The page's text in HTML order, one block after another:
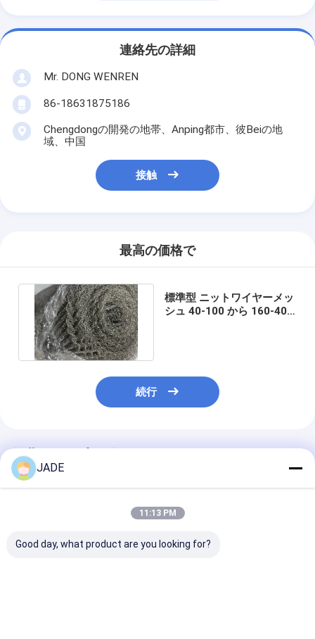
連絡先の詳細
Mr. DONG WENREN
86-18631875186
Chengdongの開発の地帯、Anping都市、彼Beiの地
域、中国
接触
最高の価格で
標準型 ニットワイヤーメッ
シュ 40-100 から 160-400
続行
推薦されたプロダクト
JADE
11:13 PM
Good day, what product are you looking for?